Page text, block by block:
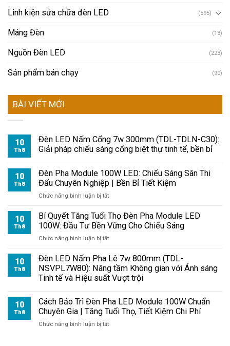
Linh kiện sửa chữa đèn LED (595)
Máng Đèn (13)
Nguồn Đèn LED (223)
Sản phẩm bán chạy (90)
BÀI VIẾT MỚI
10
Th8
Đèn LED Nấm Cổng 7w 300mm (TDL-TDLN-C30):
Giải pháp chiếu sáng cổng biệt thự tinh tế, bền bỉ
10
Th8
Đèn Pha Module 100W LED: Chiếu Sáng Sân Thi
Đấu Chuyên Nghiệp | Bền Bỉ Tiết Kiệm
Chức năng bình luận bị tắtở
Pha
Module
LED:
Sáng
Sân
Thi
Chuyên
Nghiệp
|
Bền
10
Th8
Bí Quyết Tăng Tuổi Thọ Đèn Pha Module LED
100W: Đầu Tư Bền Vững Cho Chiếu Sáng
Chức năng bình luận bị tắtở
Quyết
Tăng
Tuổi
Pha
Module
10
Th8
Đèn LED Nấm Pha Lê 7w 800mm (TDL-
NSVPL7W80): Nâng tầm Không gian với Ánh sáng
Tinh tế và Hiệu suất Vượt trội
10
Th8
Cách Bảo Trì Đèn Pha LED Module 100W Chuẩn
Chuyên Gia | Tăng Tuổi Thọ, Tiết Kiệm Chi Phí
Chức năng bình luận bị tắtở